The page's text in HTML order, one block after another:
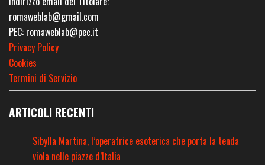
romaweblab@gmail.com
PEC: romaweblab@pec.it
Privacy Policy
Cookies
Termini di Servizio
ARTICOLI RECENTI
Sibylla Martina, l’operatrice esoterica che porta la tenda
viola nelle piazze d’Italia